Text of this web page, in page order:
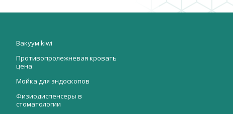
Вакуум kiwi
Противопролежневая кровать
цена
Мойка для эндоскопов
Физиодиспенсеры в
стоматологии